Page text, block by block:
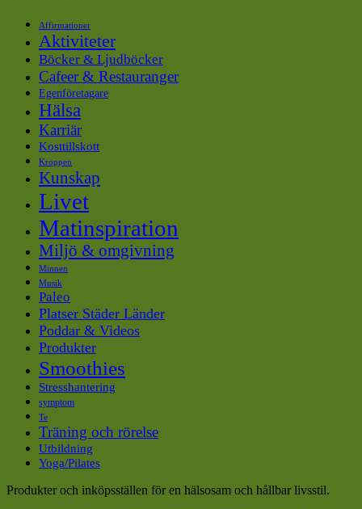
Affirmationer
Aktiviteter
Böcker & Ljudböcker
Cafeer & Restauranger
Egenföretagare
Hälsa
Karriär
Kosttillskott
Kroppen
Kunskap
Livet
Matinspiration
Miljö & omgivning
Minnen
Musik
Paleo
Platser Städer Länder
Poddar & Videos
Produkter
Smoothies
Stresshantering
symptom
Te
Träning och rörelse
Utbildning
Yoga/Pilates
Produkter och inköpsställen för en hälsosam och hållbar livsstil.